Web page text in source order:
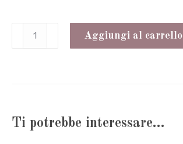
Sacro
Cuore
quantità
Aggiungi al carrello
Ti potrebbe interessare…